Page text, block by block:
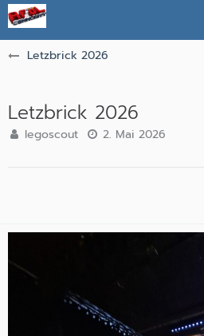
Letzbrick 2026
Letzbrick 2026
legoscout 2. Mai 2026